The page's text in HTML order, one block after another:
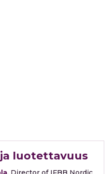
luotettavuus